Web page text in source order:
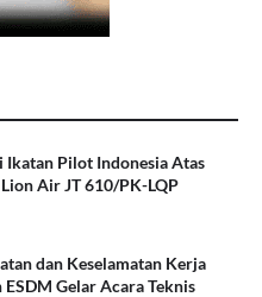
Ikatan Pilot Indonesia Atas
Air JT 610/PK-LQP
dan Keselamatan Kerja
Gelar Acara Teknis